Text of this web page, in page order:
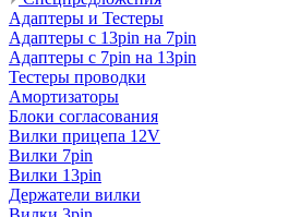
Адаптеры и Тестеры
Адаптеры с 13pin на 7pin
Адаптеры с 7pin на 13pin
Тестеры проводки
Амортизаторы
Блоки согласования
Вилки прицепа 12V
Вилки 7pin
Вилки 13pin
Держатели вилки